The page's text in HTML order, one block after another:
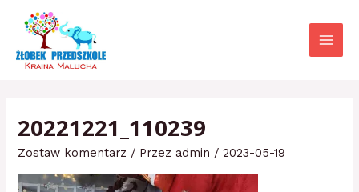
Przejdź
treści
Menu
20221221_110239
Zostaw komentarz / Przez admin /2023-05-19